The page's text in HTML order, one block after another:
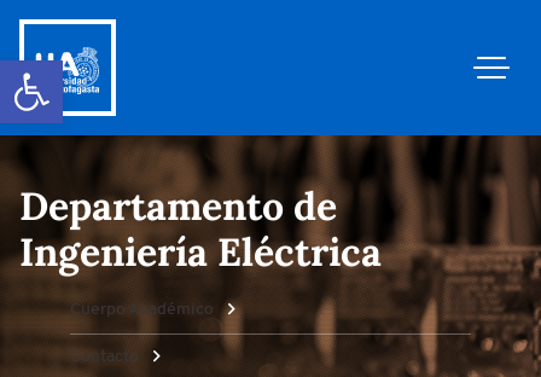
Abrir barra de herramientas
Departamento de
Ingeniería Eléctrica
Cuerpo Académico
Contacto